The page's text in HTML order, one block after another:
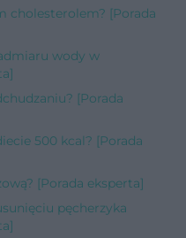
cholesterolem? [Porada
wody w
[Porada
500 kcal? [Porada
[Porada eksperta]
pęcherzyka